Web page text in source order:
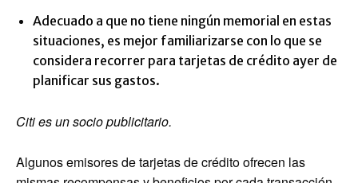
Adecuado a que no tiene ningún memorial en estas
situaciones, es mejor familiarizarse con lo que se
considera recorrer para tarjetas de crédito ayer de
planificar sus gastos.
Citi es un socio publicitario.
Algunos emisores de tarjetas de crédito ofrecen las